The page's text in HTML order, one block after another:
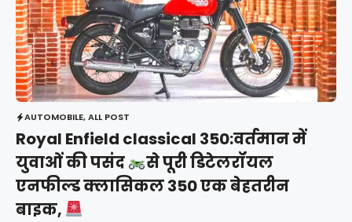
AUTOMOBILE,ALL POST
Royal Enfield classical 350:वर्तमान में
युवाओं की पसंद
से पूरी डिटेलरॉयल
एनफील्ड क्लासिकल 350 एक बेहतरीन
बाइक,